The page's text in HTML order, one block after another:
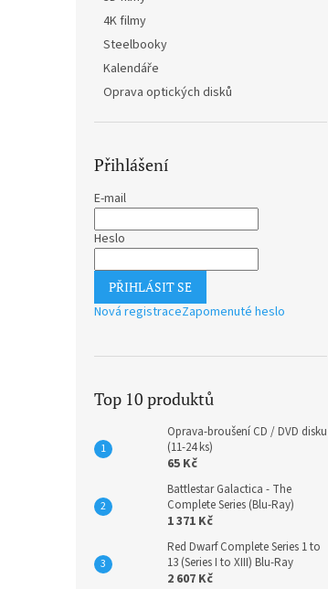
4K filmy
Steelbooky
Kalendáře
Oprava optických disků
Přihlášení
E-mail
Heslo
PŘIHLÁSIT SE
Nová registraceZapomenuté heslo
Top 10 produktů
Oprava-broušení CD / DVD disku
(11-24 ks)
65 Kč
Battlestar Galactica - The
Complete Series (Blu-Ray)
1 371 Kč
Red Dwarf Complete Series 1 to
13 (Series I to XIII) Blu-Ray
2 607 Kč